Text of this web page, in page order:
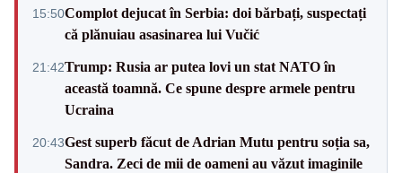
15:50Complot dejucat în Serbia: doi bărbați, suspectați
că plănuiau asasinarea lui Vučić
21:42Trump: Rusia ar putea lovi un stat NATO în
această toamnă. Ce spune despre armele pentru
Ucraina
20:43Gest superb făcut de Adrian Mutu pentru soția sa,
Sandra. Zeci de mii de oameni au văzut imaginile